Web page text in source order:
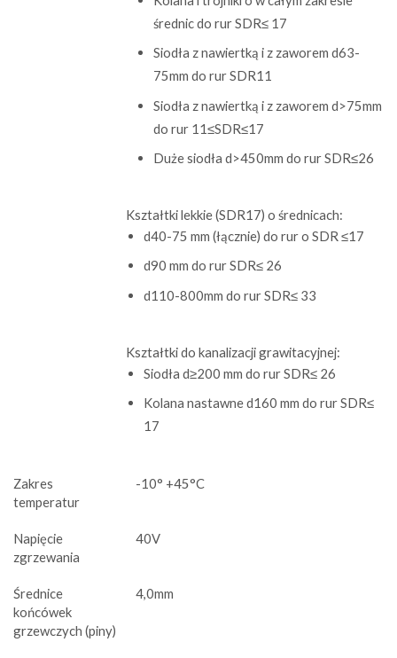
średnic do rur SDR≤ 17
Siodła z nawiertką i z zaworem d63-
75mm do rur SDR11
Siodła z nawiertką i z zaworem d>75mm
do rur 11≤SDR≤17
Duże siodła d>450mm do rur SDR≤26
Kształtki lekkie (SDR17) o średnicach:
d40-75 mm (łącznie) do rur o SDR ≤17
d90 mm do rur SDR≤ 26
d110-800mm do rur SDR≤ 33
Kształtki do kanalizacji grawitacyjnej:
Siodła d≥200 mm do rur SDR≤ 26
Kolana nastawne d160 mm do rur SDR≤
17
Zakres
temperatur
-10° +45°C
Napięcie
zgrzewania
40V
Średnice
końcówek
grzewczych (piny)
4,0mm